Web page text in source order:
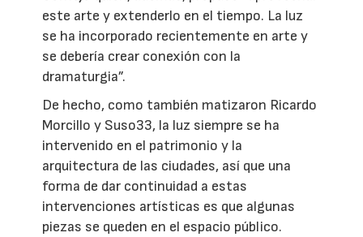
este arte y extenderlo en el tiempo. La luz
se ha incorporado recientemente en arte y
se debería crear conexión con la
dramaturgia”.
De hecho, como también matizaron Ricardo
Morcillo y Suso33, la luz siempre se ha
intervenido en el patrimonio y la
arquitectura de las ciudades, así que una
forma de dar continuidad a estas
intervenciones artísticas es que algunas
piezas se queden en el espacio público.